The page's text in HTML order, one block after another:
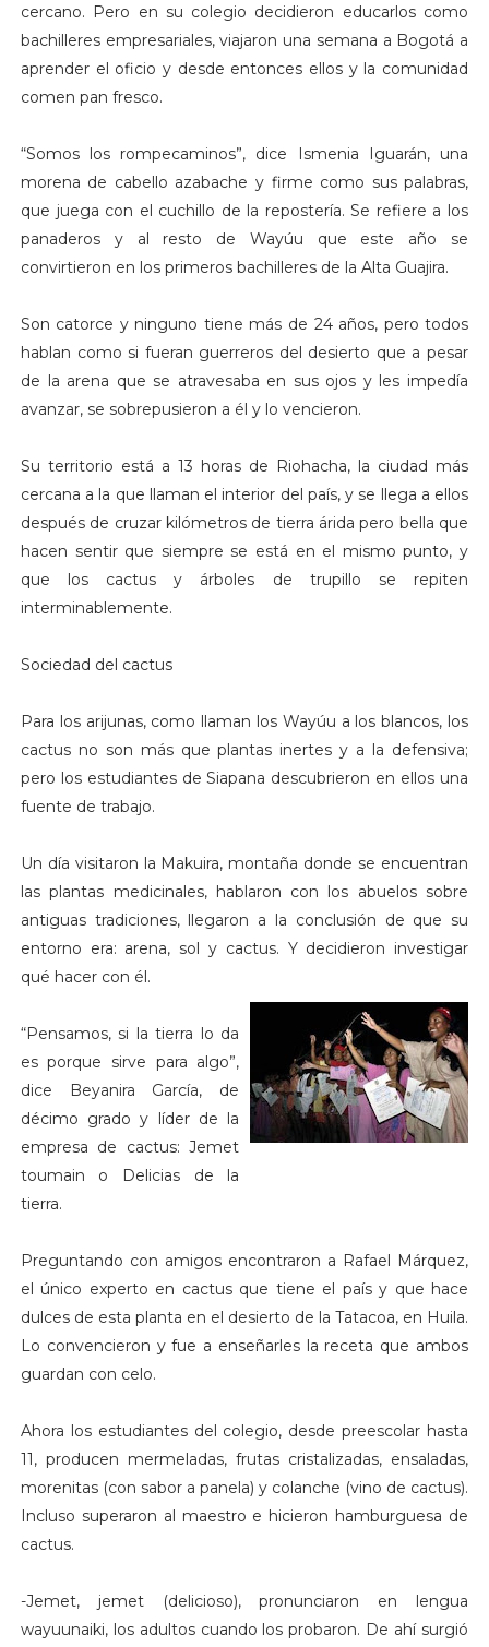
cercano. Pero en su colegio decidieron educarlos como
bachilleres empresariales, viajaron una semana a Bogotá a
aprender el oficio y desde entonces ellos y la comunidad
comen pan fresco.
“Somos los rompecaminos”, dice Ismenia Iguarán, una
morena de cabello azabache y firme como sus palabras,
que juega con el cuchillo de la repostería. Se refiere a los
panaderos y al resto de Wayúu que este año se
convirtieron en los primeros bachilleres de la Alta Guajira.
Son catorce y ninguno tiene más de 24 años, pero todos
hablan como si fueran guerreros del desierto que a pesar
de la arena que se atravesaba en sus ojos y les impedía
avanzar, se sobrepusieron a él y lo vencieron.
Su territorio está a 13 horas de Riohacha, la ciudad más
cercana a la que llaman el interior del país, y se llega a ellos
después de cruzar kilómetros de tierra árida pero bella que
hacen sentir que siempre se está en el mismo punto, y
que los cactus y árboles de trupillo se repiten
interminablemente.
Sociedad del cactus
Para los arijunas, como llaman los Wayúu a los blancos, los
cactus no son más que plantas inertes y a la defensiva;
pero los estudiantes de Siapana descubrieron en ellos una
fuente de trabajo.
Un día visitaron la Makuira, montaña donde se encuentran
las plantas medicinales, hablaron con los abuelos sobre
antiguas tradiciones, llegaron a la conclusión de que su
entorno era: arena, sol y cactus. Y decidieron investigar
qué hacer con él.
“Pensamos, si la tierra lo da
es porque sirve para algo”,
dice Beyanira García, de
décimo grado y líder de la
empresa de cactus: Jemet
toumain o Delicias de la
tierra.
Preguntando con amigos encontraron a Rafael Márquez,
el único experto en cactus que tiene el país y que hace
dulces de esta planta en el desierto de la Tatacoa, en Huila.
Lo convencieron y fue a enseñarles la receta que ambos
guardan con celo.
Ahora los estudiantes del colegio, desde preescolar hasta
11, producen mermeladas, frutas cristalizadas, ensaladas,
morenitas (con sabor a panela) y colanche (vino de cactus).
Incluso superaron al maestro e hicieron hamburguesa de
cactus.
-Jemet, jemet (delicioso), pronunciaron en lengua
wayuunaiki, los adultos cuando los probaron. De ahí surgió